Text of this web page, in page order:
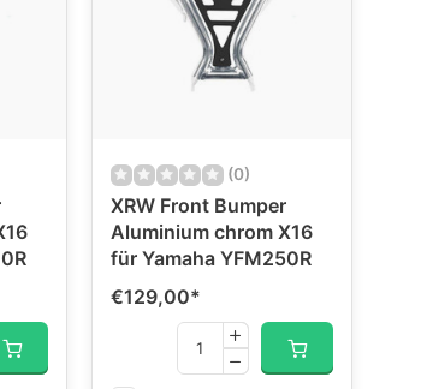
(0)
XRW Front Bumper
Aluminium chrom X16
für Yamaha YFM250R
€129,00*